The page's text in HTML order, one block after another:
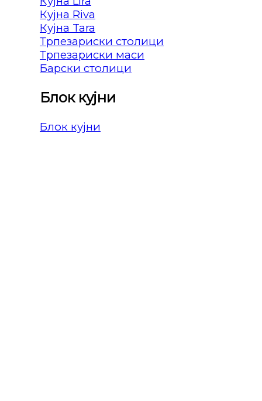
Кујна Riva
Кујна Tara
Трпезариски столици
Трпезариски маси
Барски столици
Блок кујни
Блок кујни